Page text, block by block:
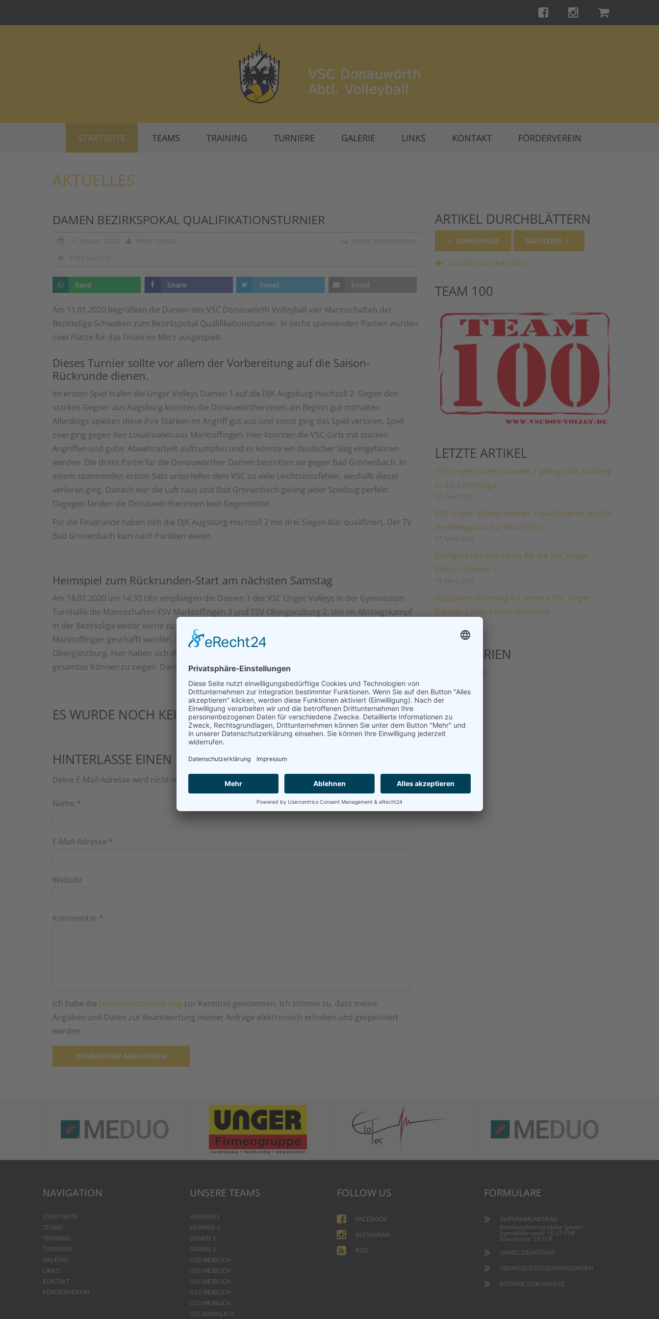
STARTSEITE TEAMS TRAINING TURNIERE GALERIE LINKS KONTAKT FÖRDERVEREIN
AKTUELLES
DAMEN BEZIRKSPOKAL QUALIFIKATIONSTURNIER
Send Share Tweet Email
Am 11.01.2020 begrüßten die Damen des VSC Donauwörth Volleyball vier Mannschaften der
Bezirksliga Schwaben zum Bezirkspokal Qualifikationsturnier. In sechs spannenden Partien wurden
zwei Plätze für das Finale im März ausgespielt.
Dieses Turnier sollte vor allem der Vorbereitung auf die Saison-
Rückrunde dienen.
Im ersten Spiel trafen die Unger Volleys Damen 1 auf die DJK Augsburg-Hochzoll 2. Gegen den
starken Gegner aus Augsburg konnten die Donauwörtherinnen am Beginn gut mithalten.
Allerdings spielten diese ihre Stärken im Angriff gut aus und somit ging das Spiel verloren. Spiel
zwei ging gegen den Lokalrivalen aus Marktoffingen. Hier konnten die VSC-Girls mit starken
Angriffen und guter Abwehrarbeit auftrumpfen und es konnte ein deutlicher Sieg eingefahren
werden. Die dritte Partie für die Donauwörther Damen bestritten sie gegen Bad Grönenbach. In
einem spannenden ersten Satz unterliefen dem VSC zu viele Leichtsinnsfehler, weshalb dieser
verloren ging. Danach war die Luft raus und Bad Grönenbach gelang jeder Spielzug perfekt.
Dagegen fanden die Donauwörtherinnen kein Gegenmittel.
Für die Finalrunde haben sich die DJK Augsburg-Hochzoll 2 mit drei Siegen klar qualifiziert. Der TV
Bad Grönenbach kam nach Punkten weiter.
Heimspiel zum Rückrunden-Start am nächsten Samstag
Am 18.01.2020 um 14:30 Uhr empfangen die Damen 1 der VSC Unger Volleys in der Gymnasium-
Turnhalle die Mannschaften FSV Marktoffingen 3 und TSV Obergünzburg 2. Um im Abstiegskampf
in der Bezirksliga weiter vorne zu bleiben muss ein Sieg gegen den Tabellenletzten aus
Marktoffingen geschafft werden. Schwerer wird die Aufgabe gegen die Tabellenzweiten aus
Obergünzburg. Hier haben sich die Donauwörtherinnen vorgenommen diese Saison endlich ihr
gesamtes Können zu zeigen. Dann besteht auch gegen Obergünzburg eine Siegeschance.
ES WURDE NOCH KEIN KOMMENTAR GESCHRIEBEN.
HINTERLASSE EINEN KOMMENTAR
Deine E-Mail-Adresse wird nicht veröffentlicht. Erforderliche Felder sind mit*markiert.
Name *
E-Mail-Adresse *
Website
Kommentar *
Ich habe die Datenschutzerklärung zur Kenntnis genommen. Ich stimme zu, dass meine
Angaben und Daten zur Beantwortung meiner Anfrage elektronisch erhoben und gespeichert
werden.
ARTIKEL DURCHBLÄTTERN
VORHERIGER NÄCHSTER
zurück zur Übersicht
TEAM 100
LETZTE ARTIKEL
VSC Unger Volleys Damen 1 gelingt der Aufstieg
in die Landesliga
VSC Unger Volleys Herren 1 qualifizieren sich für
die Relegation zur Bezirksliga
Erfolgreicher Abschluss für die VSC Unger
Volleys Damen 1
Doppelter Heimsieg für unsere VSC Unger
Damen 2 zum Saisonabschluss
KATEGORIEN
Damen
Herren
Hobby(2)
NAVIGATION
STARTSEITE
TEAMS
TRAINING
TURNIERE
GALERIE
LINKS
KONTAKT
FÖRDERVEREIN
UNSERE TEAMS
HERREN 1
HERREN 2
DAMEN 1
DAMEN 2
U18 WEIBLICH
U16 WEIBLICH
U14 WEIBLICH
U13 WEIBLICH
U12 WEIBLICH
U15 MÄNNLICH
FOLLOW US
FACEBOOK
INSTAGRAM
RSS
FORMULARE
AUFNAHMEANTRAG
Abteilungsbeitrag aktive Spieler:
Jugendliche unter 18: 25 EUR
Erwachsene: 50 EUR
UMMELDEANTRAG
ÜBUNGSLEITERZUWENDUNGEN
INTERNE DOKUMENTE